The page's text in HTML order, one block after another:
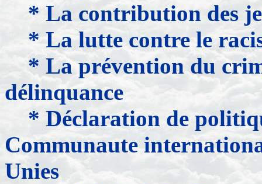
* La contribution des
* La lutte contre le
* La prévention du
délinquance
* Déclaration de
Communaute
Unies